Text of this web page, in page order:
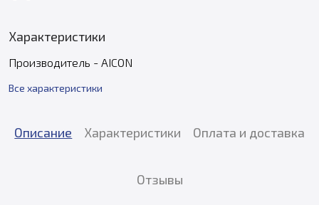
Характеристики
Производитель - AICON
Все характеристики
Описание Характеристики Оплата и доставка
Отзывы